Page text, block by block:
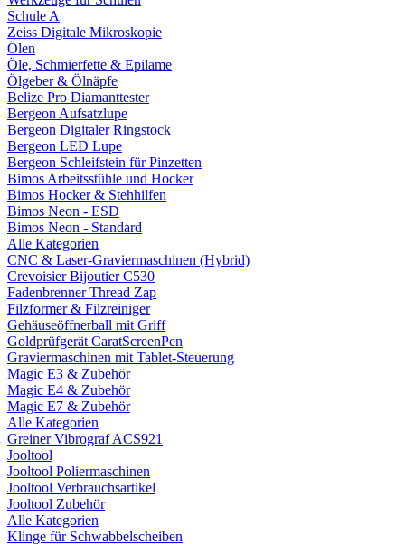
Schule A
Zeiss Digitale Mikroskopie
Ölen
Öle, Schmierfette & Epilame
Ölgeber & Ölnäpfe
Belize Pro Diamanttester
Bergeon Aufsatzlupe
Bergeon Digitaler Ringstock
Bergeon LED Lupe
Bergeon Schleifstein für Pinzetten
Bimos Arbeitsstühle und Hocker
Bimos Hocker & Stehhilfen
Bimos Neon - ESD
Bimos Neon - Standard
Alle Kategorien
CNC & Laser-Graviermaschinen (Hybrid)
Crevoisier Bijoutier C530
Fadenbrenner Thread Zap
Filzformer & Filzreiniger
Gehäuseöffnerball mit Griff
Goldprüfgerät CaratScreenPen
Graviermaschinen mit Tablet-Steuerung
Magic E3 & Zubehör
Magic E4 & Zubehör
Magic E7 & Zubehör
Alle Kategorien
Greiner Vibrograf ACS921
Jooltool
Jooltool Poliermaschinen
Jooltool Verbrauchsartikel
Jooltool Zubehör
Alle Kategorien
Klinge für Schwabbelscheiben